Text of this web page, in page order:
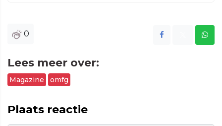
0
Lees meer over:
Magazine omfg
Plaats reactie